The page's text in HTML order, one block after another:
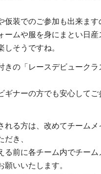
仮装でのご参加も出来ます
ームや服を身にまとい日産
そうですね。
きの「レースデビュークラ
ギナーの方でも安心してご
れる方は、改めてチームメ
き、
る前に各チーム内でチーム
いいたします。